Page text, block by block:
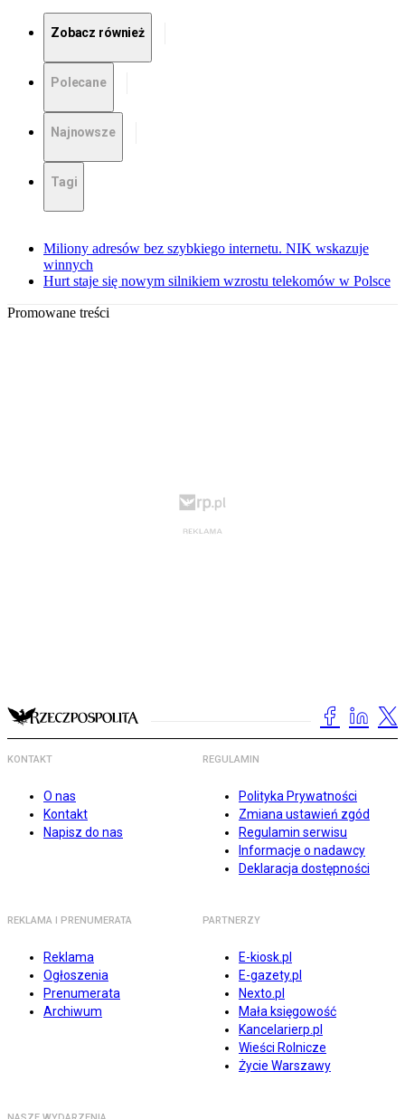
Zobacz również
Polecane
Najnowsze
Tagi
Miliony adresów bez szybkiego internetu. NIK wskazuje
winnych
Hurt staje się nowym silnikiem wzrostu telekomów w Polsce
Promowane treści
KONTAKT
O nas
Kontakt
Napisz do nas
REGULAMIN
Polityka Prywatności
Zmiana ustawień zgód
Regulamin serwisu
Informacje o nadawcy
Deklaracja dostępności
REKLAMA I PRENUMERATA
Reklama
Ogłoszenia
Prenumerata
Archiwum
PARTNERZY
E-kiosk.pl
E-gazety.pl
Nexto.pl
Mała księgowość
Kancelarierp.pl
Wieści Rolnicze
Życie Warszawy